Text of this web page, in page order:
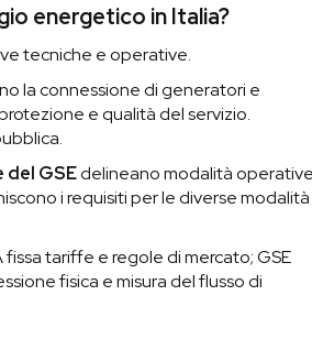
energetico in Italia?
tecniche e operative.
la connessione di generatori e
e qualità del servizio.
GSEdelineano modalità
i requisiti per le diverse modalità
fissa tariffe e regole di mercato; GSE
fisica e misura del flusso di